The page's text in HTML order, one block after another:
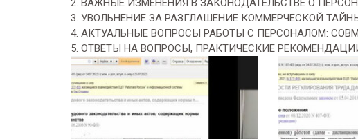
2. ВАЖНЫЕ ИЗМЕНЕНИЯ В ЗАКОНОДАТЕЛЬСТВЕ О
3. УВОЛЬНЕНИЕ ЗА РАЗГЛАШЕНИЕ КОММЕРЧЕСКОЙ
4. АКТУАЛЬНЫЕ ВОПРОСЫ РАБОТЫ С ПЕРСОНАЛОМ:
5. ОТВЕТЫ НА ВОПРОСЫ, ПРАКТИЧЕСКИЕ